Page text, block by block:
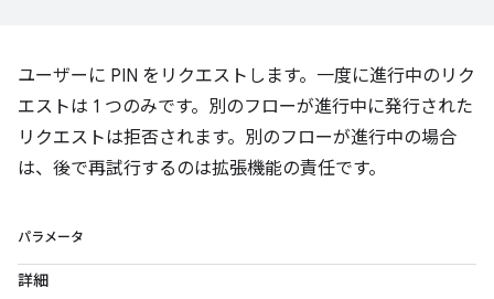
ユーザーに PIN をリクエストします。一度に進行中のリク
エストは 1 つのみです。別のフローが進行中に発行された
リクエストは拒否されます。別のフローが進行中の場合
は、後で再試行するのは拡張機能の責任です。
パラメータ
詳細